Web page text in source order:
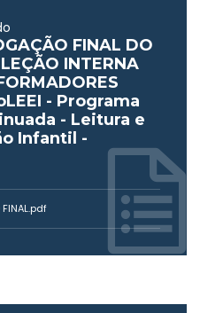
FINAL DO
INTERNA
- Programa
- Leitura e
Infantil -
FINAL.pdf